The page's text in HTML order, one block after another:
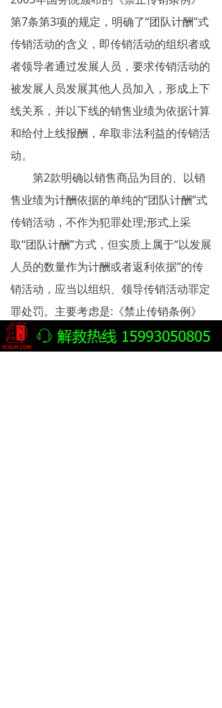
第7条第3项的规定，明确了“团队计酬”式
传销活动的含义，即传销活动的组织者或
者领导者通过发展人员，要求传销活动的
被发展人员发展其他人员加入，形成上下
线关系，并以下线的销售业绩为依据计算
和给付上线报酬，牟取非法利益的传销活
动。
第2款明确以销售商品为目的、以销
售业绩为计酬依据的单纯的“团队计酬”式
传销活动，不作为犯罪处理;形式上采
取“团队计酬”方式，但实质上属于“以发展
人员的数量作为计酬或者返利依据”的传
销活动，应当以组织、领导传销活动罪定
罪处罚。主要考虑是:《禁止传销条例》
第7条规定了“拉人头”式传销、收取“入门
费”式传销、“团队计酬”式传销等三种传销